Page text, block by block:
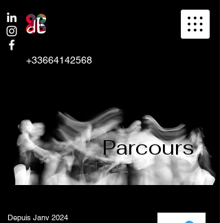
+33664142568
Parcours
Depuis Janv 2024